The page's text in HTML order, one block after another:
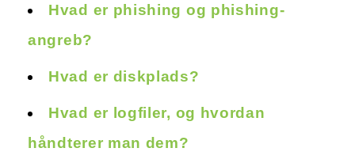
Hvad er phishing og phishing-
angreb?
Hvad er diskplads?
Hvad er logfiler, og hvordan
håndterer man dem?